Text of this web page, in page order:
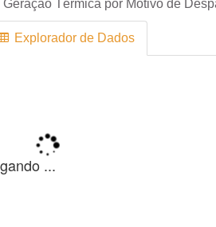
Geração Térmica por Motivo de
Explorador de Dados